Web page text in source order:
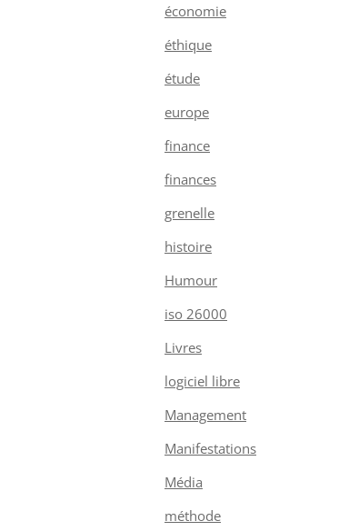
économie
éthique
étude
europe
finance
finances
grenelle
histoire
Humour
iso 26000
Livres
logiciel libre
Management
Manifestations
Média
méthode